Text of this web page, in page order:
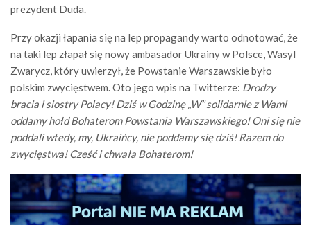
prezydent Duda.
Przy okazji łapania się na lep propagandy warto odnotować, że
na taki lep złapał się nowy ambasador Ukrainy w Polsce, Wasyl
Zwarycz, który uwierzył, że Powstanie Warszawskie było
polskim zwycięstwem. Oto jego wpis na Twitterze: Drodzy
bracia i siostry Polacy!Dziś w Godzinę „W” solidarnie z Wami
oddamy hołd Bohaterom Powstania Warszawskiego!Oni się nie
poddali wtedy, my, Ukraińcy, nie poddamy się dziś! Razem do
zwycięstwa!Cześć i chwała Bohaterom!